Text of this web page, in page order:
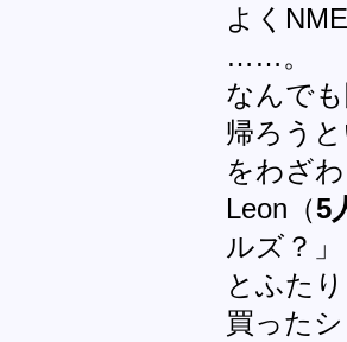
よく
……。
なんで
帰ろう
をわざ
Leon（5
ルズ？
とふた
買った